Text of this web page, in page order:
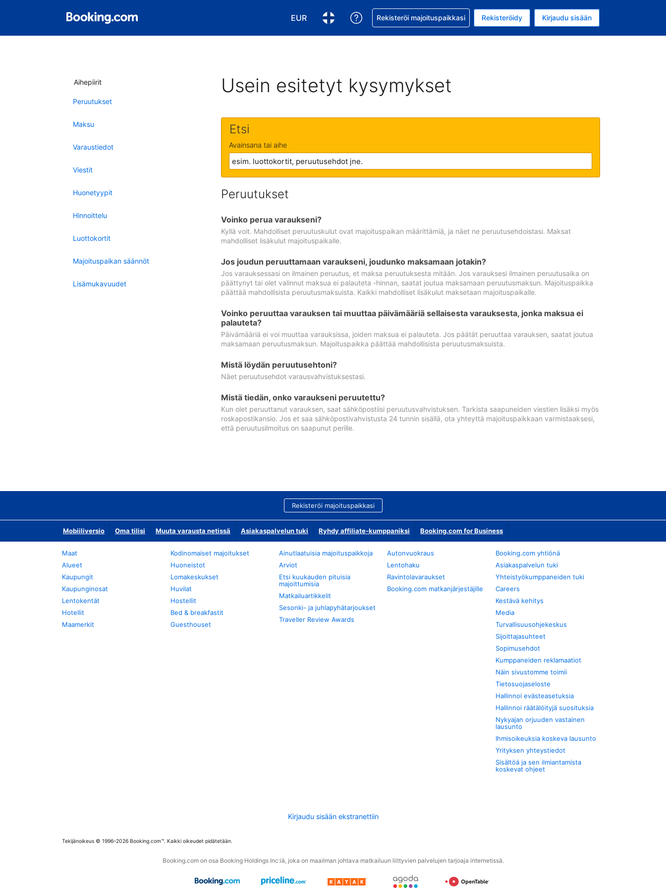
EUR
Valitse valuutta. Tämänhetkinen valuutta on EUR
Valitse kieli. Tämänhetkinen kieli on Suomi
Pyydä apua varauksesi kanssa
Rekisteröi majoituspaikkasi Rekisteröidy Kirjaudu sisään
Aihepiirit
Peruutukset
Maksu
Varaustiedot
Viestit
Huonetyypit
Hinnoittelu
Luottokortit
Majoituspaikan säännöt
Lisämukavuudet
Usein esitetyt kysymykset
Etsi
Avainsana tai aihe
Peruutukset
Voinko perua varaukseni?
Kyllä voit. Mahdolliset peruutuskulut ovat majoituspaikan määrittämiä, ja näet ne peruutusehdoistasi. Maksat
mahdolliset lisäkulut majoituspaikalle.
Jos joudun peruuttamaan varaukseni, joudunko maksamaan jotakin?
Jos varauksessasi on ilmainen peruutus, et maksa peruutuksesta mitään. Jos varauksesi ilmainen peruutusaika on
päättynyt tai olet valinnut maksua ei palauteta -hinnan, saatat joutua maksamaan peruutusmaksun. Majoituspaikka
päättää mahdollisista peruutusmaksuista. Kaikki mahdolliset lisäkulut maksetaan majoituspaikalle.
Voinko peruuttaa varauksen tai muuttaa päivämääriä sellaisesta varauksesta, jonka maksua ei
palauteta?
Päivämääriä ei voi muuttaa varauksissa, joiden maksua ei palauteta. Jos päätät peruuttaa varauksen, saatat joutua
maksamaan peruutusmaksun. Majoituspaikka päättää mahdollisista peruutusmaksuista.
Mistä löydän peruutusehtoni?
Näet peruutusehdot varausvahvistuksestasi.
Mistä tiedän, onko varaukseni peruutettu?
Kun olet peruuttanut varauksen, saat sähköpostiisi peruutusvahvistuksen. Tarkista saapuneiden viestien lisäksi myös
roskapostikansio. Jos et saa sähköpostivahvistusta 24 tunnin sisällä, ota yhteyttä majoituspaikkaan varmistaaksesi,
että peruutusilmoitus on saapunut perille.
Rekisteröi majoituspaikkasi
Mobiiliversio Oma tilisi Muuta varausta netissä Asiakaspalvelun tuki Ryhdy affiliate-kumppaniksi Booking.com for Business
Maat
Alueet
Kaupungit
Kaupunginosat
Lentokentät
Hotellit
Maamerkit
Kodinomaiset majoitukset
Huoneistot
Lomakeskukset
Huvilat
Hostellit
Bed & breakfastit
Guesthouset
Ainutlaatuisia majoituspaikkoja
Arviot
Etsi kuukauden pituisia
majoittumisia
Matkailuartikkelit
Sesonki- ja juhlapyhätarjoukset
Traveller Review Awards
Autonvuokraus
Lentohaku
Ravintolavaraukset
Booking.com matkanjärjestäjille
Booking.com yhtiönä
Asiakaspalvelun tuki
Yhteistyökumppaneiden tuki
Careers
Kestävä kehitys
Media
Turvallisuusohjekeskus
Sijoittajasuhteet
Sopimusehdot
Kumppaneiden reklamaatiot
Näin sivustomme toimii
Tietosuojaseloste
Hallinnoi evästeasetuksia
Hallinnoi räätälöityjä suosituksia
Nykyajan orjuuden vastainen
lausunto
Ihmisoikeuksia koskeva lausunto
Yrityksen yhteystiedot
Sisältöä ja sen ilmiantamista
koskevat ohjeet
Kirjaudu sisään ekstranettiin
Tekijänoikeus © 1996–2026 Booking.com™. Kaikki oikeudet pidätetään.
Booking.com on osa Booking Holdings Inc:iä, joka on maailman johtava matkailuun liittyvien palvelujen tarjoaja internetissä.